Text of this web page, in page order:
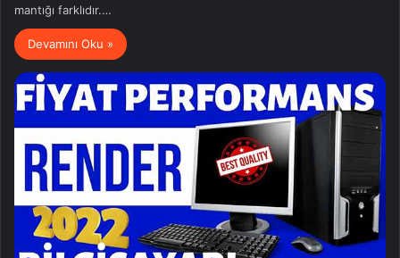
mantığı farklıdır.…
Devamını Oku »